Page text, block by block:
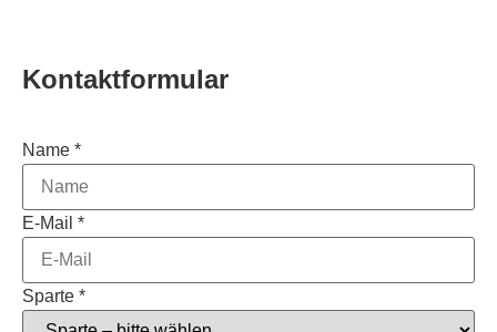
Kontaktformular
Name *
E-Mail *
Sparte *